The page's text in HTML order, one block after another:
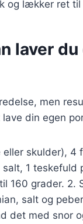
og lækker ret
laver
men
din egen
eller skulder), 4
1 teskefuld
160 grader.
salt og
det med snor